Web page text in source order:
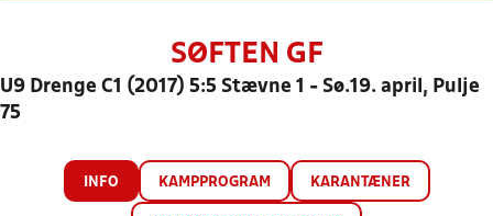
SØFTEN GF
U9 Drenge C1 (2017) 5:5 Stævne 1 - Sø.19. april, Pulje
75
INFO KAMPPROGRAM KARANTÆNER